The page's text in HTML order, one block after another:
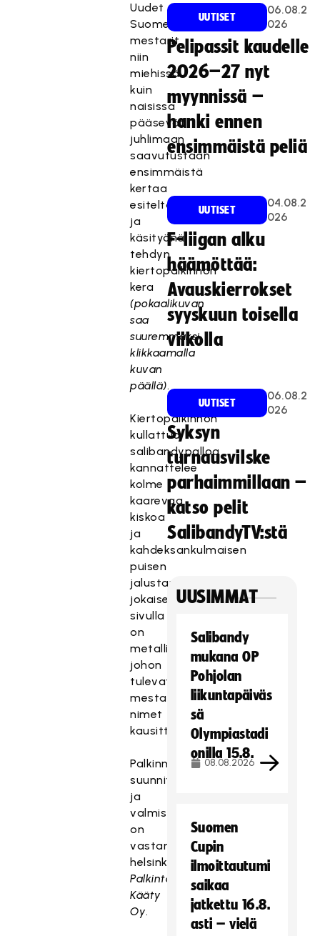
Uudet
Suomen
mestarit
niin
miehissä
kuin
naisissa
pääsevät
juhlimaan
saavutustaan
ensimmäistä
kertaa
esiteltävän
ja
käsityönä
tehdyn
kiertopalkinnon
kera
(pokaalikuvan
saa
suuremmaksi
klikkaamalla
kuvan
päällä).
Kiertopalkinnon
kullattua
salibandypalloa
kannattelee
kolme
kaarevaa
kiskoa
ja
kahdeksankulmaisen
puisen
jalustan
jokaisella
sivulla
on
metallilaatta,
johon
tulevat
mestarijoukkueiden
nimet
kausittain.
Palkinnon
suunnittelusta
ja
valmistuksesta
on
vastannut
helsinkiläinen
Palkintotukku-
Kääty
Oy.
UUTISET
06.08.2
026
Pelipassit kaudelle
2026–27 nyt
myynnissä –
hanki ennen
ensimmäistä peliä
UUTISET
04.08.2
026
F-liigan alku
häämöttää:
Avauskierrokset
syyskuun toisella
viikolla
UUTISET
06.08.2
026
Syksyn
turnausvilske
parhaimmillaan –
katso pelit
SalibandyTV:stä
UUSIMMAT
Salibandy
mukana OP
Pohjolan
liikuntapäiväs
sä
Olympiastadi
onilla 15.8.
08.08.2026
Suomen
Cupin
ilmoittautumi
saikaa
jatkettu 16.8.
asti – vielä